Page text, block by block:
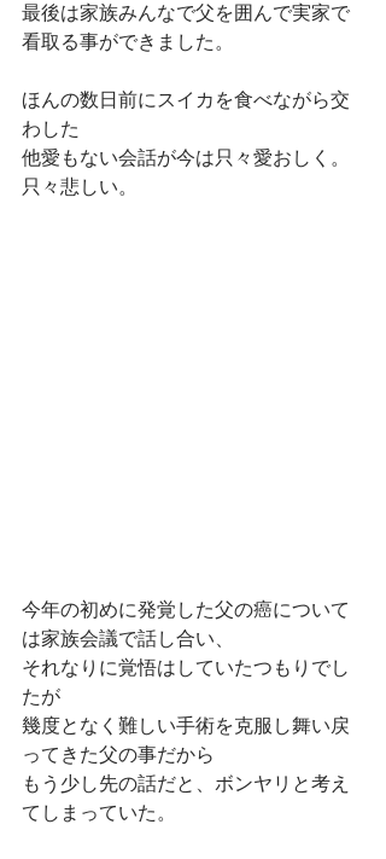
最後は家族みんなで父を囲んで実家で
看取る事ができました。
ほんの数日前にスイカを食べながら交
わした
他愛もない会話が今は只々愛おしく。
只々悲しい。
今年の初めに発覚した父の癌について
は家族会議で話し合い、
それなりに覚悟はしていたつもりでし
たが
幾度となく難しい手術を克服し舞い戻
ってきた父の事だから
もう少し先の話だと、ボンヤリと考え
てしまっていた。